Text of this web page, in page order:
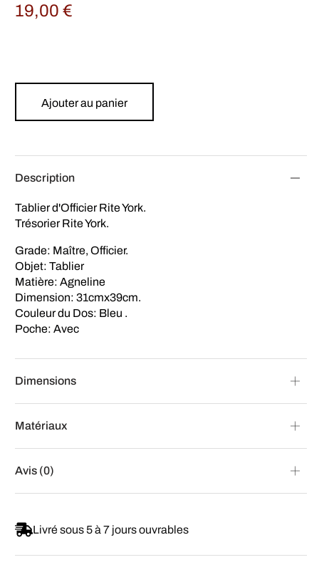
19,00€
Ajouter au panier
Description
Tablier d'Officier Rite York.
Trésorier Rite York.
Grade: Maître, Officier.
Objet: Tablier
Matière: Agneline
Dimension: 31cmx39cm.
Couleur du Dos: Bleu .
Poche: Avec
Dimensions
Matériaux
Avis (0)
Livré sous 5 à 7 jours ouvrables